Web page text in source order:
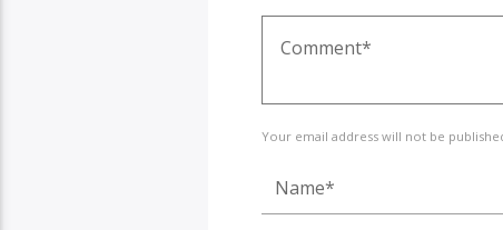
Your email address will not be